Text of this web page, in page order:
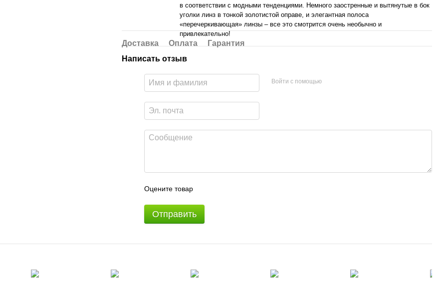
в соответствии с модными тенденциями. Немного заостренные и вытянутые в бок
уголки линз в тонкой золотистой оправе, и элегантная полоса
«перечеркивающая» линзы – все это смотрится очень необычно и
привлекательно!
Доставка Оплата
Гарантия
Написать отзыв
Войти с помощью
Оцените товар
Отправить